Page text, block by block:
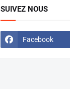
SUIVEZ NOUS
Facebook